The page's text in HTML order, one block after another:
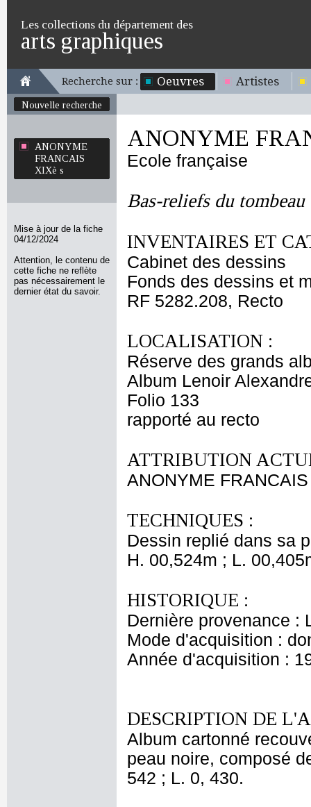
Les collections du département des
arts graphiques
Recherche sur : Oeuvres Artistes
Nouvelle recherche
ANONYME
FRANCAIS
XIXè s
Mise à jour de la fiche
04/12/2024
Attention, le contenu de
cette fiche ne reflète
pas nécessairement le
dernier état du savoir.
ANONYME
Ecole française
Bas-reliefs du
INVENTAIRES ET
Cabinet des dessins
Fonds des dessins et
RF 5282.208, Recto
LOCALISATION :
Réserve des grands
Album Lenoir
Folio 133
rapporté au recto
ATTRIBUTION
ANONYME
TECHNIQUES :
Dessin replié dans sa
H. 00,524m ; L.
HISTORIQUE :
Dernière provenance :
Mode d'acquisition :
Année d'acquisition :
DESCRIPTION DE
Album cartonné
peau noire, composé
542 ; L. 0, 430.